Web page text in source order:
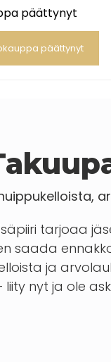
päättynyt
päättynyt
tarjoaa
saada
ja
liity nyt ja ole